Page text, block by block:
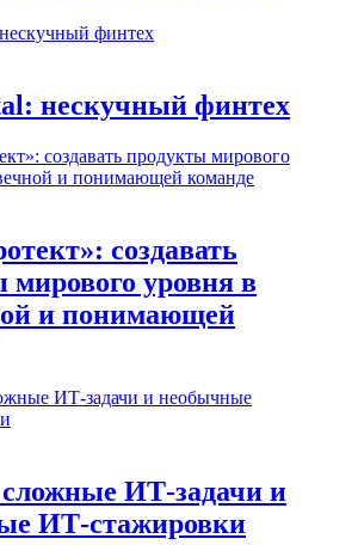
нескучный финтех
создавать
мирового уровня в
и понимающей
ИТ‑задачи и
ИТ‑стажировки